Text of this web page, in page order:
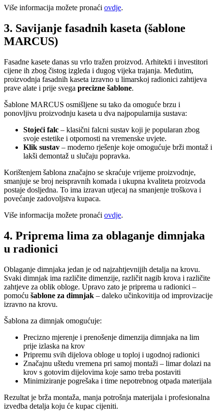
Više informacija možete pronaći ovdje.
3. Savijanje fasadnih kaseta (šablone
MARCUS)
Fasadne kasete danas su vrlo tražen proizvod. Arhitekti i investitori
cijene ih zbog čistog izgleda i dugog vijeka trajanja. Međutim,
proizvodnja fasadnih kaseta izravno u limarskoj radionici zahtijeva
prave alate i prije svega precizne šablone.
Šablone MARCUS osmišljene su tako da omoguće brzu i
ponovljivu proizvodnju kaseta u dva najpopularnija sustava:
Stojeći falc – klasični falcni sustav koji je popularan zbog
svoje estetike i otpornosti na vremenske uvjete.
Klik sustav – moderno rješenje koje omogućuje brži montaž i
lakši demontaž u slučaju popravka.
Korištenjem šablona značajno se skraćuje vrijeme proizvodnje,
smanjuje se broj neispravnih komada i ukupna kvaliteta proizvoda
postaje dosljedna. To ima izravan utjecaj na smanjenje troškova i
povećanje zadovoljstva kupaca.
Više informacija možete pronaći ovdje.
4. Priprema lima za oblaganje dimnjaka
u radionici
Oblaganje dimnjaka jedan je od najzahtjevnijih detalja na krovu.
Svaki dimnjak ima različite dimenzije, različit nagib krova i različite
zahtjeve za oblik obloge. Upravo zato je priprema u radionici –
pomoću šablone za dimnjak – daleko učinkovitija od improvizacije
izravno na krovu.
Šablona za dimnjak omogućuje:
Precizno mjerenje i prenošenje dimenzija dimnjaka na lim
prije izlaska na krov
Pripremu svih dijelova obloge u toploj i ugodnoj radionici
Značajnu uštedu vremena pri samoj montaži – limar dolazi na
krov s gotovim dijelovima koje samo treba postaviti
Minimiziranje pogrešaka i time nepotrebnog otpada materijala
Rezultat je brža montaža, manja potrošnja materijala i profesionalna
izvedba detalja koju će kupac cijeniti.